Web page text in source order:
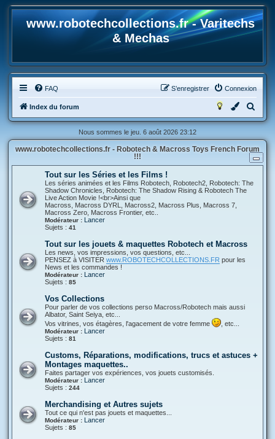
www.robotechcollections.fr - Varitechs
& Mechas
FAQ Connexion
S’enregistrer
Index du forum
e
h
e
Nous sommes le jeu. 6 août 2026 23:12
www.robotechcollections.fr - Robotech & Macross Toys French Forum
!!!
Tout sur les Séries et les Films !
Les séries animées et les Films Robotech, Robotech2, Robotech: The
Shadow Chronicles, Robotech: The Shadow Rising & Robotech The
Live Action Movie !<br>Ainsi que
Macross, Macross DYRL, Macross2, Macross Plus, Macross 7,
Macross Zero, Macross Frontier, etc..
Modérateur : Lancer
Sujets : 41
Tout sur les jouets & maquettes Robotech et Macross
Les news, vos impressions, vos questions, etc...
PENSEZ à VISITER www.ROBOTECHCOLLECTIONS.FR pour les
News et les commandes !
Modérateur : Lancer
Sujets : 85
Vos Collections
Pour parler de vos collections perso Macross/Robotech mais aussi
Albator, Saint Seiya, etc...
Vos vitrines, vos étagères, l'agacement de votre femme
, etc...
Modérateur : Lancer
Sujets : 81
Customs, Réparations, modifications, trucs et astuces +
Montages maquettes..
Faites partager vos expériences, vos jouets customisés.
Modérateur : Lancer
Sujets : 244
Merchandising et Autres sujets
Tout ce qui n'est pas jouets et maquettes...
Modérateur : Lancer
Sujets : 85